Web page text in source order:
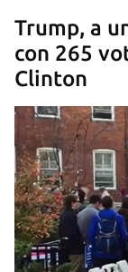
Trump, a
con 265
Clinton